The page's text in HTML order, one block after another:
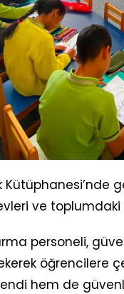
Kütüphanesi’nde
ve toplumdaki
personeli,
öğrencilere
hem de